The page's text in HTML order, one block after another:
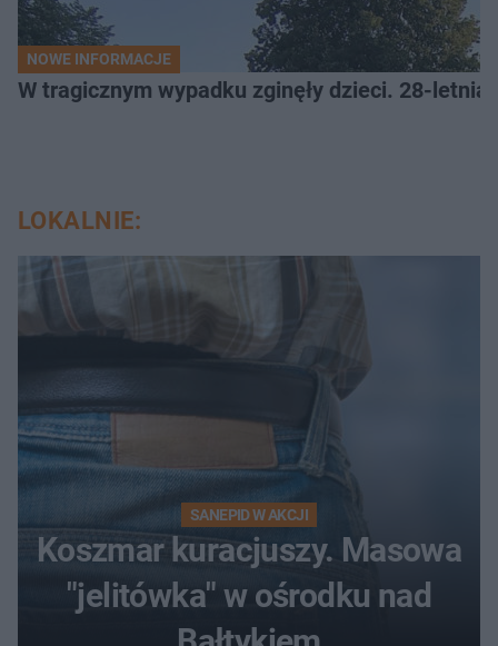
NOWE INFORMACJE
W tragicznym wypadku zginęły dzieci. 28-
LOKALNIE:
SANEPID W AKCJI
Koszmar kuracjuszy. Masowa
"jelitówka" w ośrodku nad